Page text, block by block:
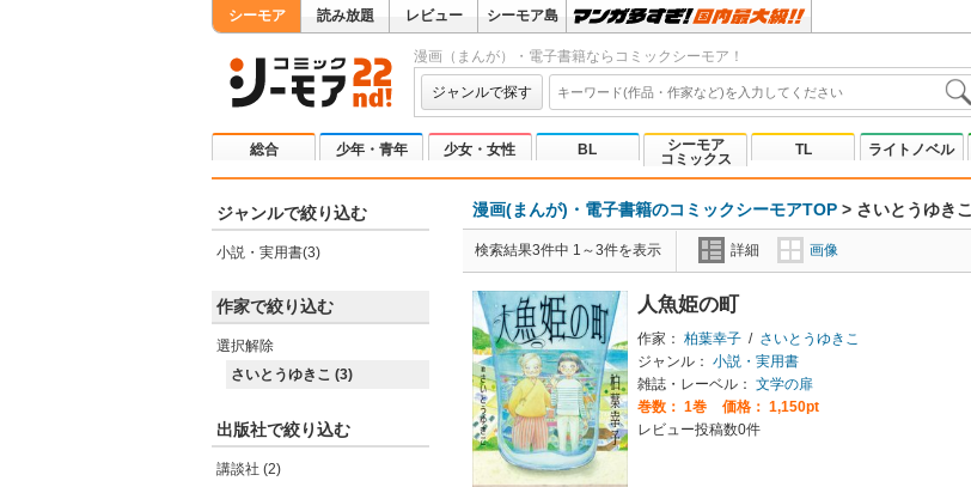
シーモア 読み放題 レビュー シーモア島
漫画（まんが）・電子書籍ならコミックシーモア！
ジャンルで探す
総合 少年・青年 少女・女性 BL
シーモア
コミックス
TL ライトノベル
ジャンルで絞り込む
小説・実用書(3)
作家で絞り込む
選択解除
さいとうゆきこ (3)
出版社で絞り込む
講談社 (2)
漫画(まんが)・電子書籍のコミックシーモアTOP > さいとうゆきこ
検索結果3件中 1～3件を表示 詳細 画像
人魚姫の町
作家： 柏葉幸子 / さいとうゆきこ
ジャンル： 小説・実用書
雑誌・レーベル： 文学の扉
巻数： 1巻
価格： 1,150pt
レビュー投稿数0件